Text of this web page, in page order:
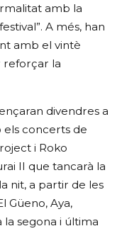
amb la
A més, han
amb el vintè
reforçar la
divendres a
els concerts de
i Roko
II que tancarà la
nit, a partir de les
Güeno, Aya,
la segona i última